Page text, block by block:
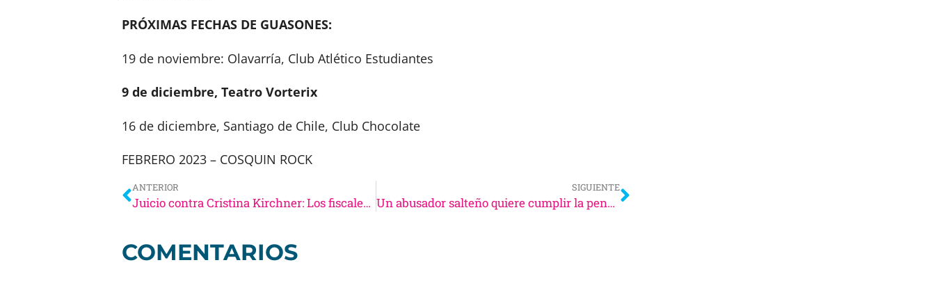
PRÓXIMAS FECHAS DE GUASONES:
19 de noviembre: Olavarría, Club Atlético Estudiantes
9 de diciembre, Teatro Vorterix
16 de diciembre, Santiago de Chile, Club Chocolate
FEBRERO 2023 – COSQUIN ROCK
ANTERIOR
Juicio contra Cristina Kirchner: Los fiscales «confesaron» que no saben cómo rescatar su acusación, demolida por las defensas
SIGUIENTE
Un abusador salteño quiere cumplir la pena en su casa
COMENTARIOS